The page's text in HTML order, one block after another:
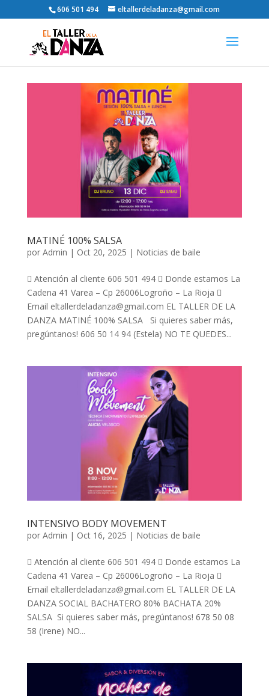
606 501 494 eltallerdeladanza@gmail.com
MATINÉ 100% SALSA
por Admin | Oct 20, 2025 | Noticias de baile
 Atención al cliente 606 501 494  Donde estamos La
Cadena 41 Varea – Cp 26006Logroño – La Rioja 
Email eltallerdeladanza@gmail.com EL TALLER DE LA
DANZA MATINÉ 100% SALSA Si quieres saber más,
pregúntanos! 606 50 14 94 (Estela) NO TE QUEDES...
INTENSIVO BODY MOVEMENT
por Admin | Oct 16, 2025 | Noticias de baile
 Atención al cliente 606 501 494  Donde estamos La
Cadena 41 Varea – Cp 26006Logroño – La Rioja 
Email eltallerdeladanza@gmail.com EL TALLER DE LA
DANZA SOCIAL BACHATERO 80% BACHATA 20%
SALSA Si quieres saber más, pregúntanos! 678 50 08
58 (Irene) NO...